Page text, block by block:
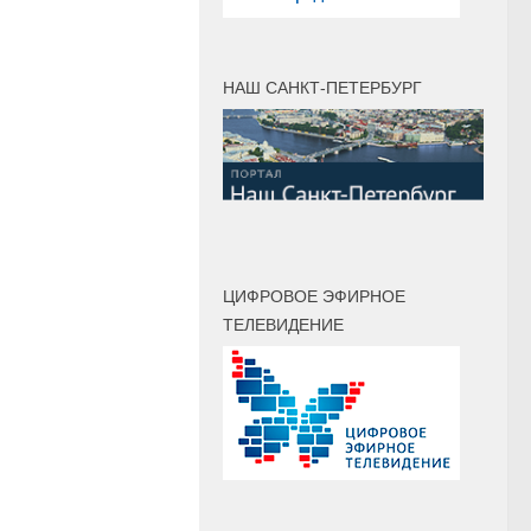
НАШ САНКТ-ПЕТЕРБУРГ
ЦИФРОВОЕ ЭФИРНОЕ
ТЕЛЕВИДЕНИЕ